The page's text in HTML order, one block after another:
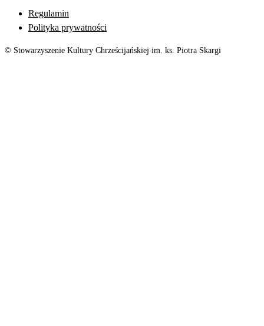
Regulamin
Polityka prywatności
© Stowarzyszenie Kultury Chrześcijańskiej im. ks. Piotra Skargi